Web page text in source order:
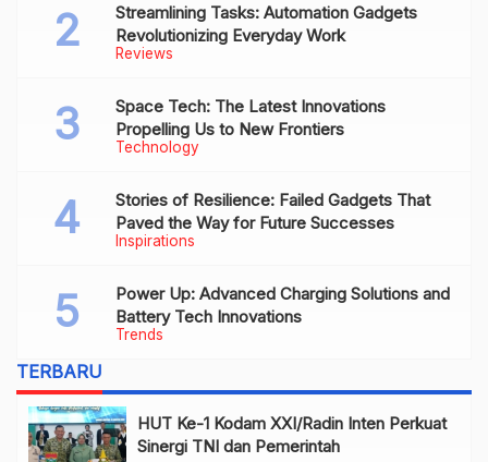
Reviews
Streamlining Tasks: Automation Gadgets
Revolutionizing Everyday Work
Technology
Space Tech: The Latest Innovations
Propelling Us to New Frontiers
Inspirations
Stories of Resilience: Failed Gadgets That
Paved the Way for Future Successes
Trends
Power Up: Advanced Charging Solutions and
Battery Tech Innovations
TERBARU
HUT Ke-1 Kodam XXI/Radin Inten Perkuat
Sinergi TNI dan Pemerintah